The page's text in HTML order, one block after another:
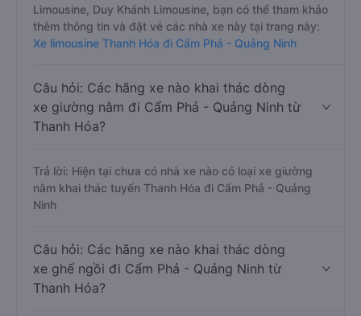
Limousine, Duy Khánh Limousine, bạn có thể tham khảo
thêm thông tin và đặt vé các nhà xe này tại trang này:
Xe limousine Thanh Hóa đi Cẩm Phả - Quảng Ninh
Câu hỏi: Các hãng xe nào khai thác dòng
xe giường nằm đi Cẩm Phả - Quảng Ninh từ
Thanh Hóa?
Trả lời: Hiện tại chưa có nhà xe nào có loại xe giường
nằm khai thác tuyến Thanh Hóa đi Cẩm Phả - Quảng
Ninh
Câu hỏi: Các hãng xe nào khai thác dòng
xe ghế ngồi đi Cẩm Phả - Quảng Ninh từ
Thanh Hóa?